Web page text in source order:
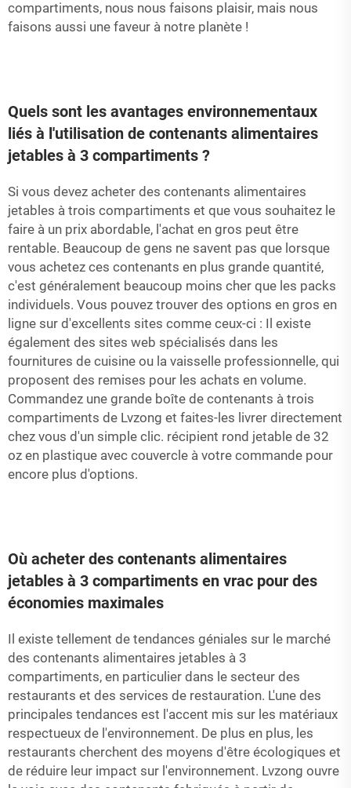
compartiments, nous nous faisons plaisir, mais nous
faisons aussi une faveur à notre planète !
Quels sont les avantages environnementaux
liés à l'utilisation de contenants alimentaires
jetables à 3 compartiments ?
Si vous devez acheter des contenants alimentaires
jetables à trois compartiments et que vous souhaitez le
faire à un prix abordable, l'achat en gros peut être
rentable. Beaucoup de gens ne savent pas que lorsque
vous achetez ces contenants en plus grande quantité,
c'est généralement beaucoup moins cher que les packs
individuels. Vous pouvez trouver des options en gros en
ligne sur d'excellents sites comme ceux-ci : Il existe
également des sites web spécialisés dans les
fournitures de cuisine ou la vaisselle professionnelle, qui
proposent des remises pour les achats en volume.
Commandez une grande boîte de contenants à trois
compartiments de Lvzong et faites-les livrer directement
chez vous d'un simple clic. récipient rond jetable de 32
oz en plastique avec couvercle à votre commande pour
encore plus d'options.
Où acheter des contenants alimentaires
jetables à 3 compartiments en vrac pour des
économies maximales
Il existe tellement de tendances géniales sur le marché
des contenants alimentaires jetables à 3
compartiments, en particulier dans le secteur des
restaurants et des services de restauration. L'une des
principales tendances est l'accent mis sur les matériaux
respectueux de l'environnement. De plus en plus, les
restaurants cherchent des moyens d'être écologiques et
de réduire leur impact sur l'environnement. Lvzong ouvre